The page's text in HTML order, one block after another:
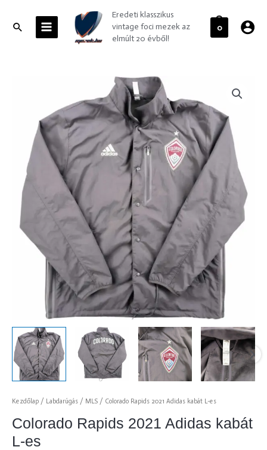
contentSearchMENU
Eredeti klasszikus
vintage foci mezek az
elmúlt 20 évből!
0
Kezdőlap / Labdarúgás / MLS / Colorado Rapids 2021 Adidas kabát L-es
Colorado Rapids 2021 Adidas kabát
L-es
mennyiség